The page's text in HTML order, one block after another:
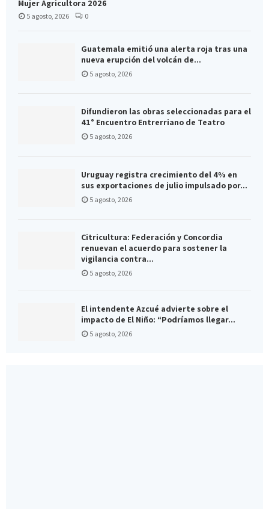
Mujer Agricultora 2026
5 agosto, 2026 0
Guatemala emitió una alerta roja tras una
nueva erupción del volcán de...
5 agosto, 2026
Difundieron las obras seleccionadas para el
41° Encuentro Entrerriano de Teatro
5 agosto, 2026
Uruguay registra crecimiento del 4% en
sus exportaciones de julio impulsado por...
5 agosto, 2026
Citricultura: Federación y Concordia
renuevan el acuerdo para sostener la
vigilancia contra...
5 agosto, 2026
El intendente Azcué advierte sobre el
impacto de El Niño: “Podríamos llegar...
5 agosto, 2026